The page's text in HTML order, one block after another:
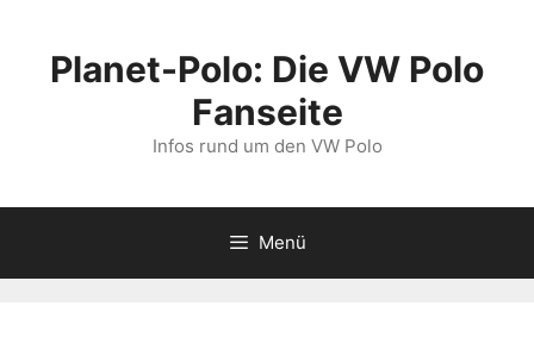
springenPlanet-Polo: Die VW Polo
Fanseite
Infos rund um den VW Polo
Menü